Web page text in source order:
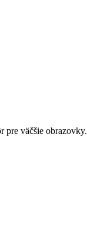
pre väčšie obrazovky.